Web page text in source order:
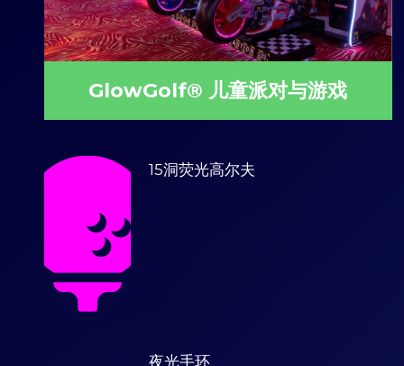
GlowGolf® 儿童派对与游戏
15洞荧光高尔夫
夜光手环